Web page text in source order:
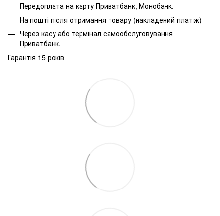
Передоплата на карту Приватбанк, Монобанк.
На пошті після отримання товару (накладений платіж)
Через касу або термінал самообслуговування
Приватбанк.
Гарантія 15 років